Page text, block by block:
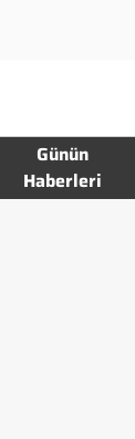
Günün
Haberleri